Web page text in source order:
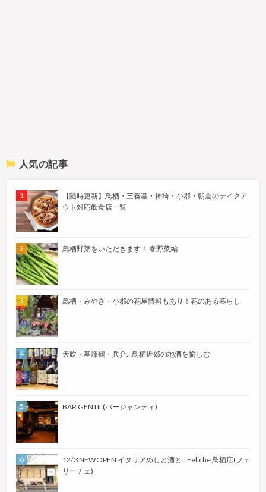
人気の記事
【随時更新】鳥栖・三養基・神埼・小郡・朝倉のテイクア
ウト対応飲食店一覧
鳥栖野菜をいただきます！ 春野菜編
鳥栖・みやき・小郡の花屋情報もあり！花のある暮らし
天吹・基峰鶴・兵介…鳥栖近郊の地酒を愉しむ
BAR GENTIL(バージャンティ)
12/3 NEWOPEN イタリアめしと酒と…Feliche 鳥栖店(フェ
リーチェ)